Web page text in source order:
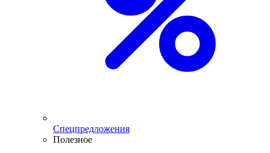
Спецпредложения
Полезное